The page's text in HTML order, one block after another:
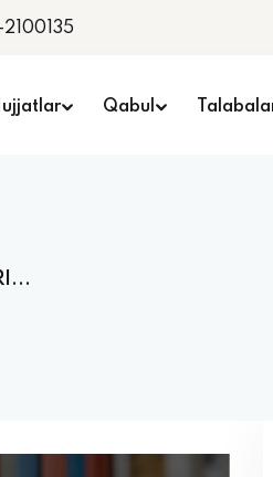
Qabul